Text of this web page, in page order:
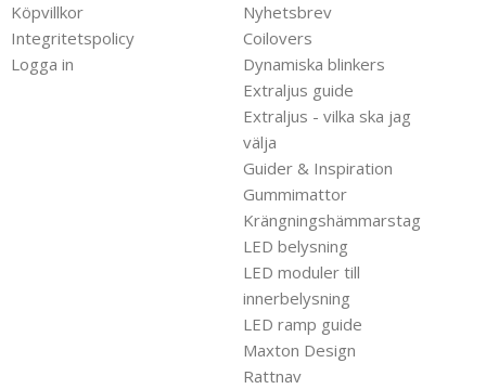
Köpvillkor
Integritetspolicy
Logga in
Nyhetsbrev
Coilovers
Dynamiska blinkers
Extraljus guide
Extraljus - vilka ska jag
välja
Guider & Inspiration
Gummimattor
Krängningshämmarstag
LED belysning
LED moduler till
innerbelysning
LED ramp guide
Maxton Design
Rattnav